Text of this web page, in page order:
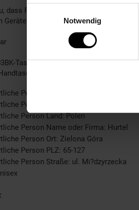
Einwilligungsauswahl
Notwendig
dass Regen Ihre Pläne ruiniert! Die
Dokumente und Kleidung
Tasche macht nicht nur auf dem
oEinkaufstasche
Person E-mail: biuro@hurtel.pl
Person Hausnummer: 12
Person Land: Polen
Person Name oder Firma: Hurtel
Person Ort: Zielona Góra
Person PLZ: 65-127
Person Straße: ul. Mi?dzyrzecka